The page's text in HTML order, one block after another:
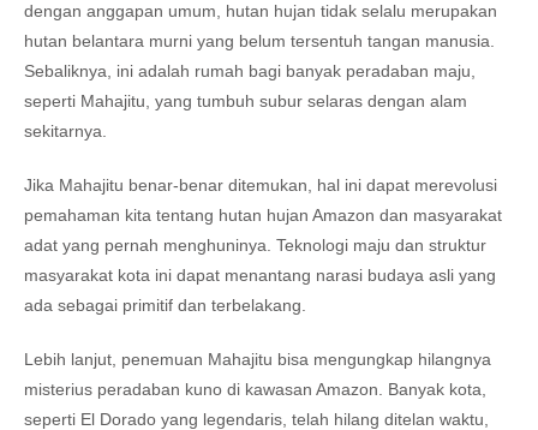
dengan anggapan umum, hutan hujan tidak selalu merupakan
hutan belantara murni yang belum tersentuh tangan manusia.
Sebaliknya, ini adalah rumah bagi banyak peradaban maju,
seperti Mahajitu, yang tumbuh subur selaras dengan alam
sekitarnya.
Jika Mahajitu benar-benar ditemukan, hal ini dapat merevolusi
pemahaman kita tentang hutan hujan Amazon dan masyarakat
adat yang pernah menghuninya. Teknologi maju dan struktur
masyarakat kota ini dapat menantang narasi budaya asli yang
ada sebagai primitif dan terbelakang.
Lebih lanjut, penemuan Mahajitu bisa mengungkap hilangnya
misterius peradaban kuno di kawasan Amazon. Banyak kota,
seperti El Dorado yang legendaris, telah hilang ditelan waktu,